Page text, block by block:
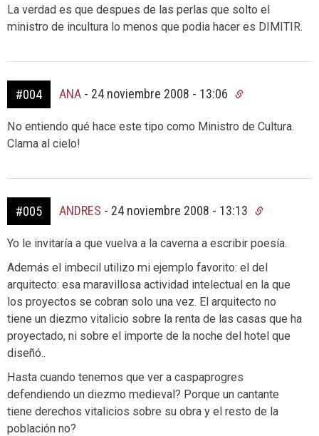
La verdad es que despues de las perlas que solto el
ministro de incultura lo menos que podia hacer es DIMITIR.
#004 ANA - 24 noviembre 2008 - 13:06
No entiendo qué hace este tipo como Ministro de Cultura.
Clama al cielo!
#005 ANDRES - 24 noviembre 2008 - 13:13
Yo le invitaría a que vuelva a la caverna a escribir poesía.
Además el imbecil utilizo mi ejemplo favorito: el del
arquitecto: esa maravillosa actividad intelectual en la que
los proyectos se cobran solo una vez. El arquitecto no
tiene un diezmo vitalicio sobre la renta de las casas que ha
proyectado, ni sobre el importe de la noche del hotel que
diseñó..
Hasta cuando tenemos que ver a caspaprogres
defendiendo un diezmo medieval? Porque un cantante
tiene derechos vitalicios sobre su obra y el resto de la
población no?